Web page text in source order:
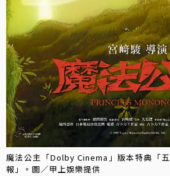
魔法公主「Dolby Cinema」版本特典「
報」。圖／甲上娛樂提供